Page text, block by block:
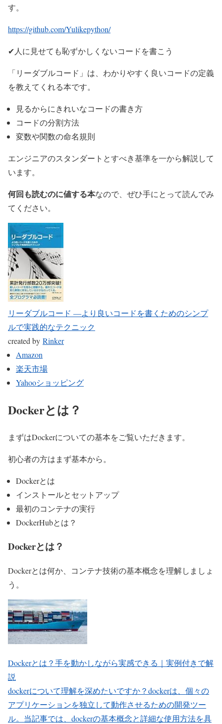
す。
https://github.com/Yulikepython/
✔人に見せても恥ずかしくないコードを書こう
「リーダブルコード」は、わかりやすく良いコードの定義
を教えてくれる本です。
見るからにきれいなコードの書き方
コードの分割方法
変数や関数の命名規則
エンジニアのスタンダートとすべき基準を一から解説して
います。
何回も読むのに値する本なので、ぜひ手にとって読んでみ
てください。
リーダブルコード ―より良いコードを書くためのシンプ
ルで実践的なテクニック
created by Rinker
Amazon
楽天市場
Yahooショッピング
Dockerとは？
まずはDockerについての基本をご覧いただきます。
初心者の方はまず基本から。
Dockerとは
インストールとセットアップ
最初のコンテナの実行
DockerHubとは？
Dockerとは？
Dockerとは何か、コンテナ技術の基本概念を理解しましょ
う。
Dockerとは？手を動かしながら実感できる｜実例付きで解
説
dockerについて理解を深めたいですか？dockerは、個々の
アプリケーションを独立して動作させるための開発ツー
ル。当記事では、dockerの基本概念と詳細な使用方法を具